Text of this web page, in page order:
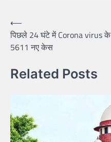
⟵
पिछले 24 घंटे में Corona virus के
5611 नए केस
Related Posts